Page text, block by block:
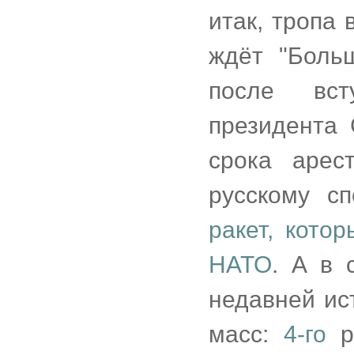
итак, тропа
ждёт
после
срока
русскому
ракет,
НАТО. А в
недавней
масс: 4-го